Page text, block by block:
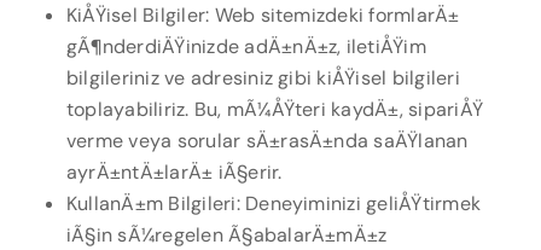
KiÅŸisel Bilgiler: Web sitemizdeki formlarÄ±
gÃ¶nderdiÄŸinizde adÄ±nÄ±z, iletiÅŸim
bilgileriniz ve adresiniz gibi kiÅŸisel bilgileri
toplayabiliriz. Bu, mÃ¼ÅŸteri kaydÄ±, sipariÅŸ
verme veya sorular sÄ±rasÄ±nda saÄŸlanan
ayrÄ±ntÄ±larÄ± iÃ§erir.
KullanÄ±m Bilgileri: Deneyiminizi geliÅŸtirmek
iÃ§in sÃ¼regelen Ã§abalarÄ±mÄ±z